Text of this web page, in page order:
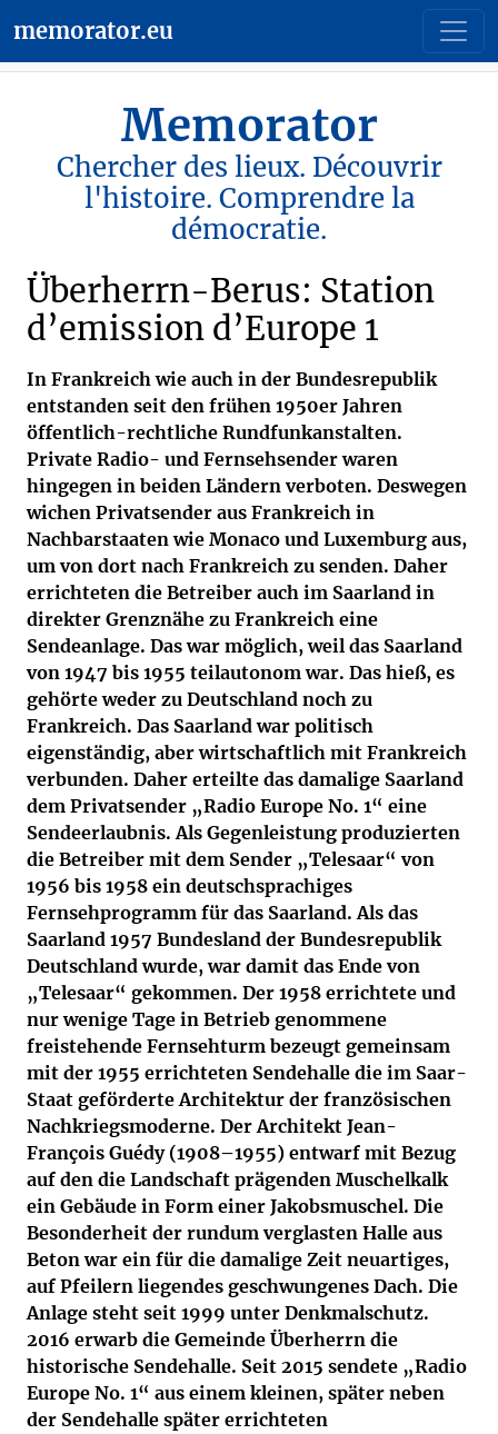
memorator.eu
Memorator
Chercher des lieux. Découvrir
l'histoire. Comprendre la
démocratie.
Überherrn-Berus: Station
d’emission d’Europe 1
In Frankreich wie auch in der Bundesrepublik
entstanden seit den frühen 1950er Jahren
öffentlich-rechtliche Rundfunkanstalten.
Private Radio- und Fernsehsender waren
hingegen in beiden Ländern verboten. Deswegen
wichen Privatsender aus Frankreich in
Nachbarstaaten wie Monaco und Luxemburg aus,
um von dort nach Frankreich zu senden. Daher
errichteten die Betreiber auch im Saarland in
direkter Grenznähe zu Frankreich eine
Sendeanlage. Das war möglich, weil das Saarland
von 1947 bis 1955 teilautonom war. Das hieß, es
gehörte weder zu Deutschland noch zu
Frankreich. Das Saarland war politisch
eigenständig, aber wirtschaftlich mit Frankreich
verbunden. Daher erteilte das damalige Saarland
dem Privatsender „Radio Europe No. 1“ eine
Sendeerlaubnis. Als Gegenleistung produzierten
die Betreiber mit dem Sender „Telesaar“ von
1956 bis 1958 ein deutschsprachiges
Fernsehprogramm für das Saarland. Als das
Saarland 1957 Bundesland der Bundesrepublik
Deutschland wurde, war damit das Ende von
„Telesaar“ gekommen. Der 1958 errichtete und
nur wenige Tage in Betrieb genommene
freistehende Fernsehturm bezeugt gemeinsam
mit der 1955 errichteten Sendehalle die im Saar-
Staat geförderte Architektur der französischen
Nachkriegsmoderne. Der Architekt Jean-
François Guédy (1908–1955) entwarf mit Bezug
auf den die Landschaft prägenden Muschelkalk
ein Gebäude in Form einer Jakobsmuschel. Die
Besonderheit der rundum verglasten Halle aus
Beton war ein für die damalige Zeit neuartiges,
auf Pfeilern liegendes geschwungenes Dach. Die
Anlage steht seit 1999 unter Denkmalschutz.
2016 erwarb die Gemeinde Überherrn die
historische Sendehalle. Seit 2015 sendete „Radio
Europe No. 1“ aus einem kleinen, später neben
der Sendehalle später errichteten